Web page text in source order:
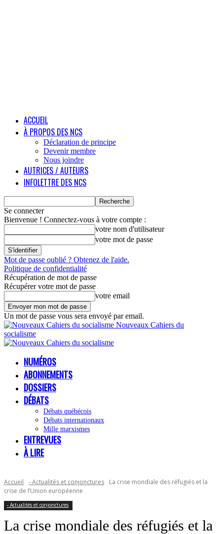
ACCUEIL
À PROPOS DES NCS
Déclaration de principe
Devenir membre
Nous joindre
AUTRICES / AUTEURS
INFOLETTRE DES NCS
Se connecter
Bienvenue ! Connectez-vous à votre compte :
votre nom d'utilisateur
votre mot de passe
Mot de passe oublié ? Obtenez de l'aide.
Politique de confidentialité
Récupération de mot de passe
Récupérer votre mot de passe
votre email
Un mot de passe vous sera envoyé par email.
Nouveaux Cahiers du
socialisme
NUMÉROS
ABONNEMENTS
DOSSIERS
DÉBATS
Débats québécois
Débats internationaux
Mille marxismes
ENTREVUES
À LIRE
Accueil - Actualités et conjonctures
La crise mondiale des réfugiés et la
crise de l’Union européenne
- Actualités et conjonctures
La crise mondiale des réfugiés et la